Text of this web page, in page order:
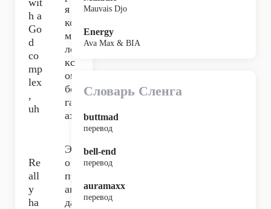
wit
h a
Go
d
co
mp
lex
,
uh
я с
ко
мп
ле
кс
ом
бо
га,
ах,
Re
all
y
ha
Эт
о
пр
ав
да
Mauvais Djo
Energy
Ava Max & BIA
Словарь Сленга
buttmad
перевод
bell-end
перевод
auramaxx
перевод